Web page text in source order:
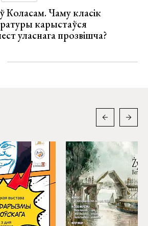
Коласам. Чаму класік
карыстаўся
уласнага прозвішча?